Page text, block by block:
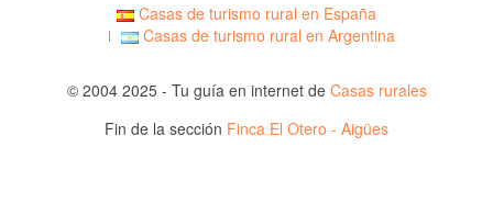
Casas de turismo rural en España
Casas de turismo rural en Argentina
© 2004 2025 - Tu guía en internet de Casas rurales
Fin de la sección Finca El Otero - Aigües